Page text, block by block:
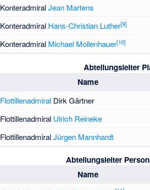
KonteradmiralJean Martens
Konteradmiral Hans-Christian Luther[9]
Konteradmiral Michael Mollenhauer[10]
Abteilungsleiter
Name
Flottillenadmiral Dirk Gärtner
Flottillenadmiral Ulrich Reineke
FlottillenadmiralJürgen Mannhardt
Abteilungsleiter
Name